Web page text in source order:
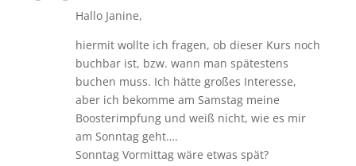
Hallo Janine,
hiermit wollte ich fragen, ob dieser Kurs noch
buchbar ist, bzw. wann man spätestens
buchen muss. Ich hätte großes Interesse,
aber ich bekomme am Samstag meine
Boosterimpfung und weiß nicht, wie es mir
am Sonntag geht….
Sonntag Vormittag wäre etwas spät?